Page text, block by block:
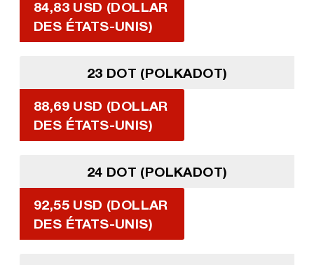
84,83 USD (DOLLAR
DES ÉTATS-UNIS)
23 DOT (POLKADOT)
88,69 USD (DOLLAR
DES ÉTATS-UNIS)
24 DOT (POLKADOT)
92,55 USD (DOLLAR
DES ÉTATS-UNIS)